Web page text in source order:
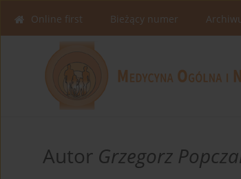
Online first Bieżący numer
Autor Grzegorz